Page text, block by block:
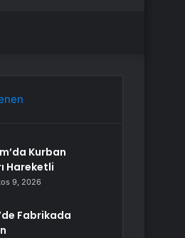
Kurban
Hareketli
9, 2026
Fabrikada